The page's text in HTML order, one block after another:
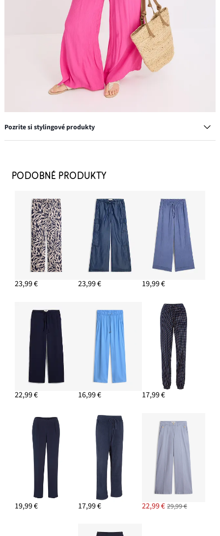
Pozrite si stylingové produkty
22,99 €
Napichovacie náušnice v slamenom vzhľade
11,99 €
PRIDAŤ DO KOŠÍKA
Sandále
21,99 €
13,99 € -35%
PRIDAŤ DO KOŠÍKA
PODOBNÉ PRODUKTY
23,99 € 23,99 € 19,99 €
22,99 € 16,99 € 17,99 €
19,99 € 17,99 € 22,99 € 29,99 €